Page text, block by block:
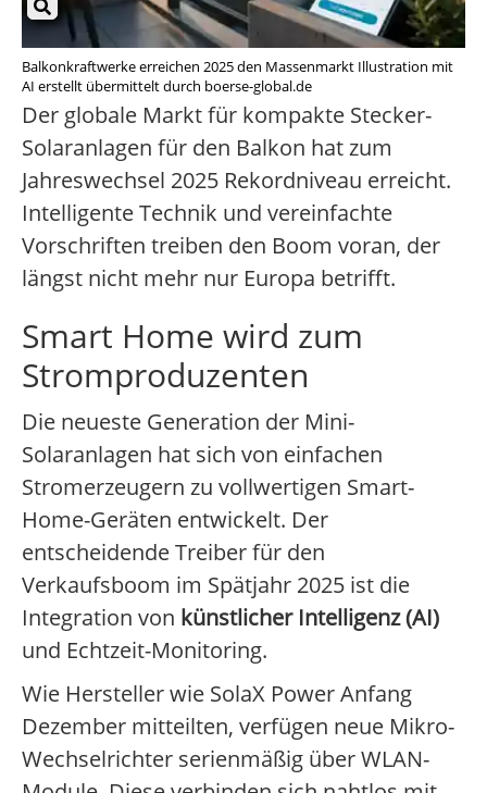
Balkonkraftwerke erreichen 2025 den Massenmarkt Illustration mit
AI erstellt übermittelt durch boerse-global.de
Der globale Markt für kompakte Stecker-
Solaranlagen für den Balkon hat zum
Jahreswechsel 2025 Rekordniveau erreicht.
Intelligente Technik und vereinfachte
Vorschriften treiben den Boom voran, der
längst nicht mehr nur Europa betrifft.
Smart Home wird zum
Stromproduzenten
Die neueste Generation der Mini-
Solaranlagen hat sich von einfachen
Stromerzeugern zu vollwertigen Smart-
Home-Geräten entwickelt. Der
entscheidende Treiber für den
Verkaufsboom im Spätjahr 2025 ist die
Integration von künstlicher Intelligenz (AI)
und Echtzeit-Monitoring.
Wie Hersteller wie SolaX Power Anfang
Dezember mitteilten, verfügen neue Mikro-
Wechselrichter serienmäßig über WLAN-